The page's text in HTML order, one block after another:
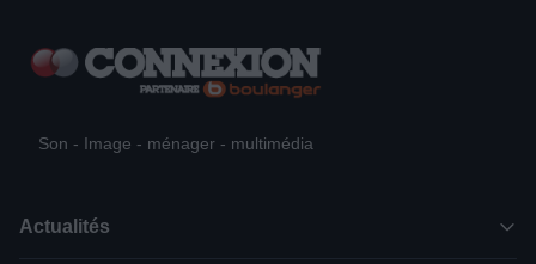
Son - Image - ménager - multimédia
Actualités